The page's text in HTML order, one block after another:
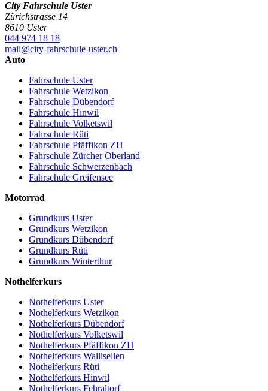
City Fahrschule Uster
Zürichstrasse 14
8610 Uster
044 974 18 18
mail@city-fahrschule-uster.ch
Auto
Fahrschule Uster
Fahrschule Wetzikon
Fahrschule Dübendorf
Fahrschule Hinwil
Fahrschule Volketswil
Fahrschule Rüti
Fahrschule Pfäffikon ZH
Fahrschule Zürcher Oberland
Fahrschule Schwerzenbach
Fahrschule Greifensee
Motorrad
Grundkurs Uster
Grundkurs Wetzikon
Grundkurs Dübendorf
Grundkurs Rüti
Grundkurs Winterthur
Nothelferkurs
Nothelferkurs Uster
Nothelferkurs Wetzikon
Nothelferkurs Dübendorf
Nothelferkurs Volketswil
Nothelferkurs Pfäffikon ZH
Nothelferkurs Wallisellen
Nothelferkurs Rüti
Nothelferkurs Hinwil
Nothelferkurs Fehraltorf